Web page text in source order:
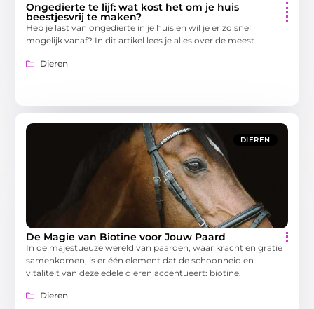
Ongedierte te lijf: wat kost het om je huis
beestjesvrij te maken?
Heb je last van ongedierte in je huis en wil je er zo snel
mogelijk vanaf? In dit artikel lees je alles over de meest
Dieren
DIEREN
De Magie van Biotine voor Jouw Paard
In de majestueuze wereld van paarden, waar kracht en gratie
samenkomen, is er één element dat de schoonheid en
vitaliteit van deze edele dieren accentueert: biotine.
Dieren